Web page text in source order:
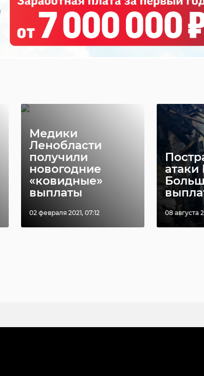
Медики
Ленобласти
получили
новогодние
«ковидные»
выплаты
02 февраля 2021, 07:12 08 августа
10 июня, 07:58 10 июня,